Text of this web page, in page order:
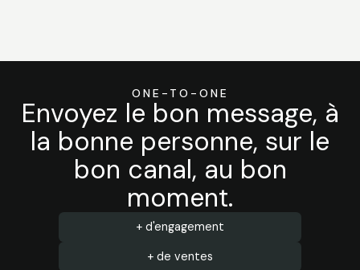
ONE-TO-ONE
Envoyez le bon message, à
la bonne personne, sur le
bon canal, au bon
moment.
+ d'engagement
+ de ventes